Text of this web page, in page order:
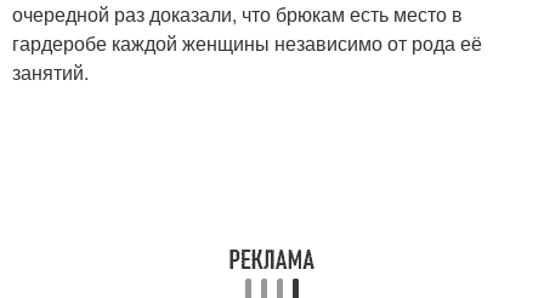
очередной раз доказали, что брюкам есть место в
гардеробе каждой женщины независимо от рода её
занятий.